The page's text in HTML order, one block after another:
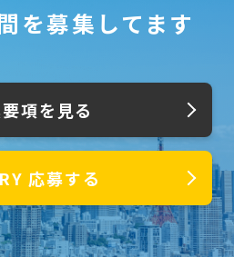
を募集してます
項を見る
応募する